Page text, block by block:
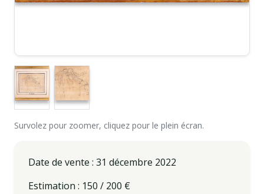
Survolez pour zoomer, cliquez pour le plein écran.
Date de vente : 31 décembre 2022
Estimation : 150 / 200 €